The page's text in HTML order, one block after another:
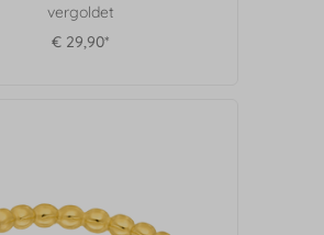
vergoldet
€ 29,90*